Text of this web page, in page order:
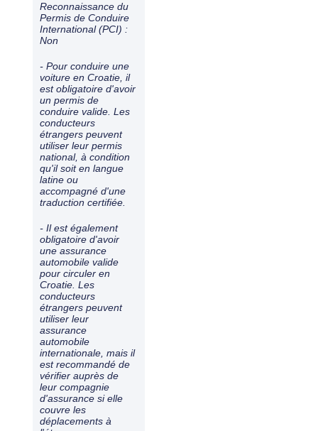
Reconnaissance du
Permis de Conduire
International (PCI) :
Non
- Pour conduire une
voiture en Croatie, il
est obligatoire d'avoir
un permis de
conduire valide. Les
conducteurs
étrangers peuvent
utiliser leur permis
national, à condition
qu'il soit en langue
latine ou
accompagné d'une
traduction certifiée.
- Il est également
obligatoire d'avoir
une assurance
automobile valide
pour circuler en
Croatie. Les
conducteurs
étrangers peuvent
utiliser leur
assurance
automobile
internationale, mais il
est recommandé de
vérifier auprès de
leur compagnie
d'assurance si elle
couvre les
déplacements à